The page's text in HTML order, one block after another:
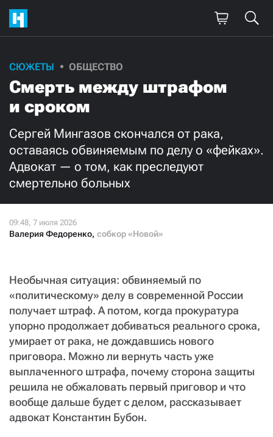
СЮЖЕТЫ ОБЩЕСТВО
Смерть между штрафом
и сроком
Сергей Мингазов скончался от рака,
оставаясь обвиняемым по делу о «фейках».
Адвокат — о том, как преследуют
смертельно больных
Валерия Федоренко, собкор «Новой»
Необычная ситуация: обвиняемый по
«политическому» делу в современной России
получает штраф. А потом, когда прокуратура
упорно продолжает добиваться реального срока,
умирает от рака, не дождавшись нового
приговора. Можно ли вернуть часть уже
выплаченного штрафа, почему сторона защиты
решила не обжаловать первый приговор и что
вообще дальше будет с делом, рассказывает
адвокат Константин Бубон.
Поддержите
нашу работу!
Ежемесячно
3000 1000
500
СТАТЬ СОУЧАСТНИКОМ
ПОДЕЛИТЬСЯ С ДРУЗЬЯМИ
Если у вас есть вопросы, пишите donate@novayagazeta.ruили
звоните:
+7 (929) 612-03-68